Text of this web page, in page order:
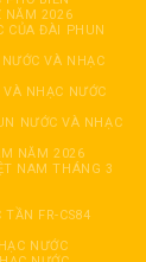
NĂM 2026
CỦA ĐÀI PHUN
VÀ NHẠC
NHẠC NƯỚC
NƯỚC VÀ NHẠC
NĂM 2026
NAM THÁNG 3
FR-CS84
NƯỚC